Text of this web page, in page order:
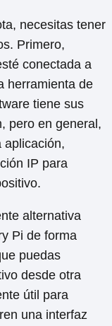
necesitas tener
Primero,
conectada a
herramienta de
tiene sus
pero en general,
aplicación,
IP para
alternativa
Pi de forma
puedas
desde otra
útil para
una interfaz